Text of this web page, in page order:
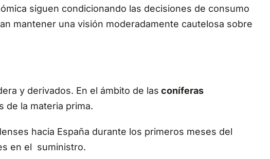
siguen condicionando las decisiones de consumo
mantener una visión moderadamente cautelosa sobre
y derivados. En el ámbito de las coníferas
de la materia prima.
hacia España durante los primeros meses del
en el suministro.